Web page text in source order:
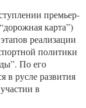
премьер-
карта”)
реализации
политики
По его
в русле развития
в